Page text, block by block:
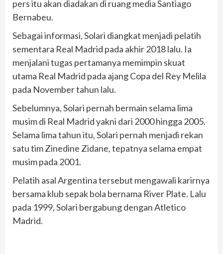
pers itu akan diadakan di ruang media Santiago
Bernabeu.
Sebagai informasi, Solari diangkat menjadi pelatih
sementara Real Madrid pada akhir 2018 lalu. Ia
menjalani tugas pertamanya memimpin skuat
utama Real Madrid pada ajang Copa del Rey Melila
pada November tahun lalu.
Sebelumnya, Solari pernah bermain selama lima
musim di Real Madrid yakni dari 2000 hingga 2005.
Selama lima tahun itu, Solari pernah menjadi rekan
satu tim Zinedine Zidane, tepatnya selama empat
musim pada 2001.
Pelatih asal Argentina tersebut mengawali karirnya
bersama klub sepak bola bernama River Plate. Lalu
pada 1999, Solari bergabung dengan Atletico
Madrid.